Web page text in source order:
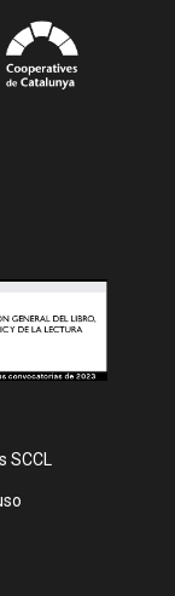
SCCL